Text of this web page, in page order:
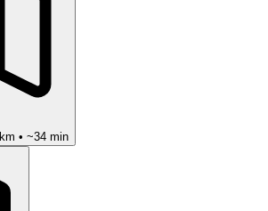
km • ~34 min